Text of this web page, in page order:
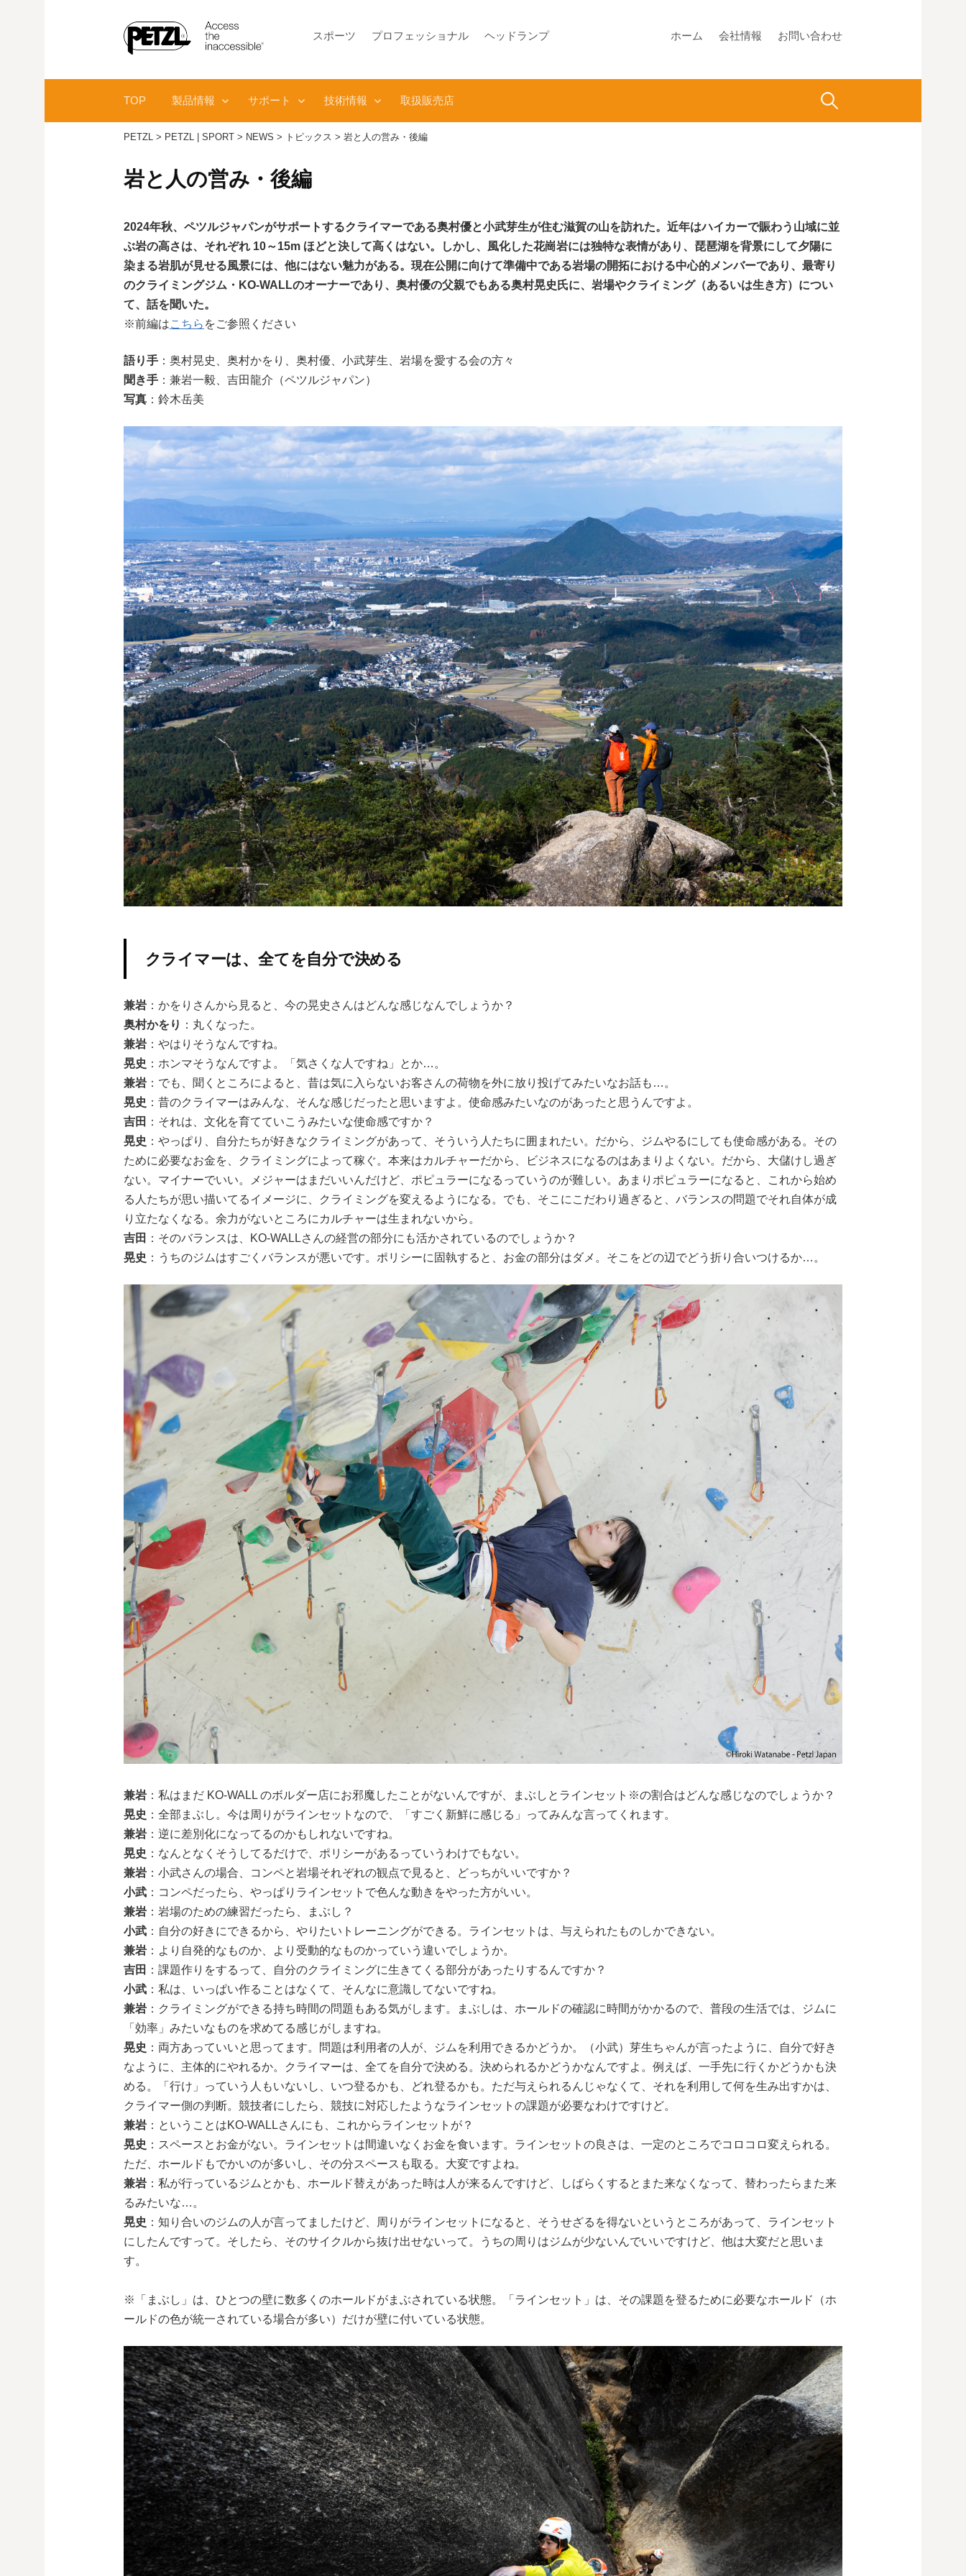
ス
スポーツ プロフェッショナル ヘッドランプ ホーム 会社情報 お問い合わせ
TOP 製品情報 サポート 技術情報 取扱販売店 検
PETZL > PETZL | SPORT > NEWS > トピックス > 岩と人の営み・後編
岩と人の営み・後編
2024年秋、ペツルジャパンがサポートするクライマーである奥村優と小武芽生が住む滋賀の山を訪れた。近年はハイカーで賑わう山域に並
ぶ岩の高さは、それぞれ 10～15m ほどと決して高くはない。しかし、風化した花崗岩には独特な表情があり、琵琶湖を背景にして夕陽に
染まる岩肌が見せる風景には、他にはない魅力がある。現在公開に向けて準備中である岩場の開拓における中心的メンバーであり、最寄り
のクライミングジム・KO-WALLのオーナーであり、奥村優の父親でもある奥村晃史氏に、岩場やクライミング（あるいは生き方）につい
て、話を聞いた。
※前編はこちら をご参照ください
語り手 ：奥村晃史、奥村かをり、奥村優、小武芽生、岩場を愛する会の方々
聞き手 ：兼岩一毅、吉田龍介（ペツルジャパン）
写真 ：鈴木岳美
クライマーは、全てを自分で決める
兼岩 ：かをりさんから見ると、今の晃史さんはどんな感じなんでしょうか？
奥村かをり ：丸くなった。
兼岩 ：やはりそうなんですね。
晃史 ：ホンマそうなんですよ。「気さくな人ですね」とか…。
兼岩 ：でも、聞くところによると、昔は気に入らないお客さんの荷物を外に放り投げてみたいなお話も…。
晃史 ：昔のクライマーはみんな、そんな感じだったと思いますよ。使命感みたいなのがあったと思うんですよ。
吉田 ：それは、文化を育てていこうみたいな使命感ですか？
晃史 ：やっぱり、自分たちが好きなクライミングがあって、そういう人たちに囲まれたい。だから、ジムやるにしても使命感がある。その
ために必要なお金を、クライミングによって稼ぐ。本来はカルチャーだから、ビジネスになるのはあまりよくない。だから、大儲けし過ぎ
ない。マイナーでいい。メジャーはまだいいんだけど、ポピュラーになるっていうのが難しい。あまりポピュラーになると、これから始め
る人たちが思い描いてるイメージに、クライミングを変えるようになる。でも、そこにこだわり過ぎると、バランスの問題でそれ自体が成
り立たなくなる。余力がないところにカルチャーは生まれないから。
吉田 ：そのバランスは、KO-WALLさんの経営の部分にも活かされているのでしょうか？
晃史 ：うちのジムはすごくバランスが悪いです。ポリシーに固執すると、お金の部分はダメ。そこをどの辺でどう折り合いつけるか…。
兼岩 ：私はまだ KO-WALL のボルダー店にお邪魔したことがないんですが、まぶしとラインセット※の割合はどんな感じなのでしょうか？
晃史 ：全部まぶし。今は周りがラインセットなので、「すごく新鮮に感じる」ってみんな言ってくれます。
兼岩 ：逆に差別化になってるのかもしれないですね。
晃史 ：なんとなくそうしてるだけで、ポリシーがあるっていうわけでもない。
兼岩 ：小武さんの場合、コンペと岩場それぞれの観点で見ると、どっちがいいですか？
小武 ：コンペだったら、やっぱりラインセットで色んな動きをやった方がいい。
兼岩 ：岩場のための練習だったら、まぶし？
小武 ：自分の好きにできるから、やりたいトレーニングができる。ラインセットは、与えられたものしかできない。
兼岩 ：より自発的なものか、より受動的なものかっていう違いでしょうか。
吉田 ：課題作りをするって、自分のクライミングに生きてくる部分があったりするんですか？
小武 ：私は、いっぱい作ることはなくて、そんなに意識してないですね。
兼岩 ：クライミングができる持ち時間の問題もある気がします。まぶしは、ホールドの確認に時間がかかるので、普段の生活では、ジムに
「効率」みたいなものを求めてる感じがしますね。
晃史 ：両方あっていいと思ってます。問題は利用者の人が、ジムを利用できるかどうか。（小武）芽生ちゃんが言ったように、自分で好き
なように、主体的にやれるか。クライマーは、全てを自分で決める。決められるかどうかなんですよ。例えば、一手先に行くかどうかも決
める。「行け」っていう人もいないし、いつ登るかも、どれ登るかも。ただ与えられるんじゃなくて、それを利用して何を生み出すかは、
クライマー側の判断。競技者にしたら、競技に対応したようなラインセットの課題が必要なわけですけど。
兼岩 ：ということはKO-WALLさんにも、これからラインセットが？
晃史 ：スペースとお金がない。ラインセットは間違いなくお金を食います。ラインセットの良さは、一定のところでコロコロ変えられる。
ただ、ホールドもでかいのが多いし、その分スペースも取る。大変ですよね。
兼岩 ：私が行っているジムとかも、ホールド替えがあった時は人が来るんですけど、しばらくするとまた来なくなって、替わったらまた来
るみたいな…。
晃史 ：知り合いのジムの人が言ってましたけど、周りがラインセットになると、そうせざるを得ないというところがあって、ラインセット
にしたんですって。そしたら、そのサイクルから抜け出せないって。うちの周りはジムが少ないんでいいですけど、他は大変だと思いま
す。
※「まぶし」は、ひとつの壁に数多くのホールドがまぶされている状態。「ラインセット」は、その課題を登るために必要なホールド（ホ
ールドの色が統一されている場合が多い）だけが壁に付いている状態。